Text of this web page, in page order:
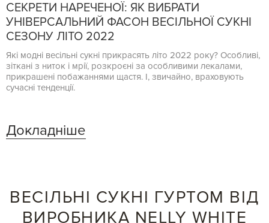
СЕКРЕТИ НАРЕЧЕНОЇ: ЯК ВИБРАТИ
УНІВЕРСАЛЬНИЙ ФАСОН ВЕСІЛЬНОЇ СУКНІ
СЕЗОНУ ЛІТО 2022
Які модні весільні сукні прикрасять літо 2022 року? Особливі,
зіткані з ниток і мрії, розкроєні за особливими лекалами,
прикрашені побажаннями щастя. І, звичайно, враховують
сучасні тенденції.
Докладніше
ВЕСІЛЬНІ СУКНІ ГУРТОМ ВІД
ВИРОБНИКА NELLY WHITE